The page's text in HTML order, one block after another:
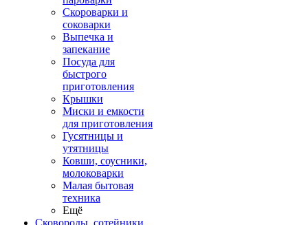
Скороварки и
соковарки
Выпечка и
запекание
Посуда для
быстрого
приготовления
Крышки
Миски и емкости
для приготовления
Гусятницы и
утятницы
Ковши, соусники,
молоковарки
Малая бытовая
техника
Ещё
Сковороды, сотейники,